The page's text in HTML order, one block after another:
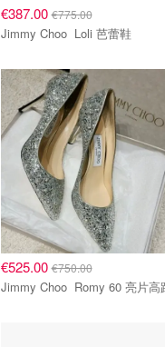
€387.00€775.00
Jimmy Choo Loli 芭蕾鞋
€525.00€750.00
Jimmy Choo Romy 60 亮片